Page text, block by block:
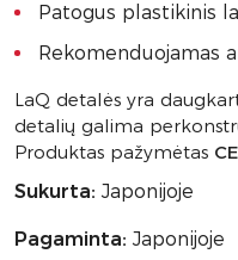
Patogus plastikinis
Rekomenduojamas
LaQ detalės yra
detalių galima
Produktas pažymėtas CE
Sukurta: Japonijoje
Pagaminta: Japonijoje